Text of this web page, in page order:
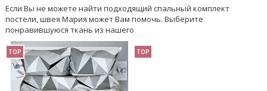
Если Вы не можете найти подходящий спальный комплект
постели, швея Мария может Вам помочь. Выберите
понравившуюся ткань из нашего
TOP TOP